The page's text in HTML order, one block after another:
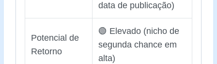
data de publicação)
Potencial de
Retorno
🟢 Elevado (nicho de
segunda chance em
alta)